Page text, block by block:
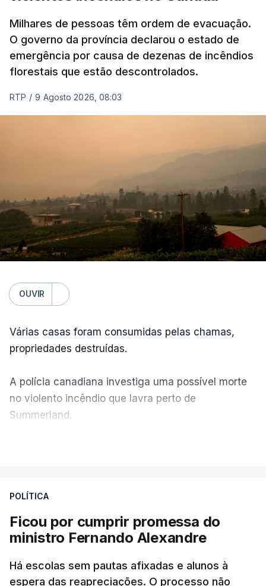
Milhares de pessoas têm ordem de evacuação.
O governo da província declarou o estado de
emergência por causa de dezenas de incêndios
florestais que estão descontrolados.
RTP / 9 Agosto 2026, 08:03
OUVIR
Várias casas foram consumidas pelas chamas,
propriedades destruídas.
A polícia canadiana investiga uma possível morte
no violento incêndio que lavra perto de
Summerland.
ERRO100
ERROR ON HTML5 MEDIA ELEMENT
ESTE CONTEÚDO ESTÁ NESTE
POLÍTICA
Ficou por cumprir promessa do
ministro Fernando Alexandre
Há escolas sem pautas afixadas e alunos à
espera das reapreciações. O processo não